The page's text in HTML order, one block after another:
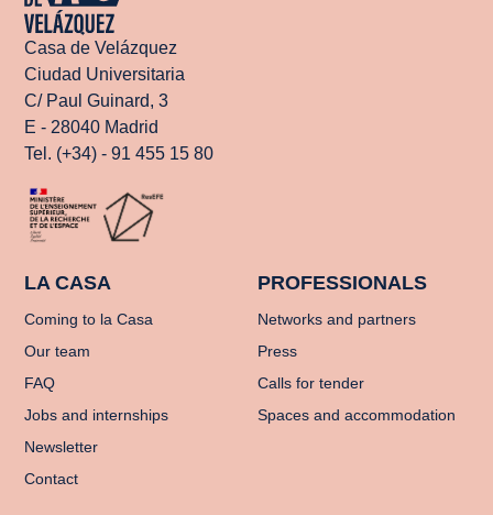
Casa de Velázquez
Ciudad Universitaria
C/ Paul Guinard, 3
E - 28040 Madrid
Tel. (+34) - 91 455 15 80
LA CASA
Coming to la Casa
Our team
FAQ
Jobs and internships
Newsletter
Contact
PROFESSIONALS
Networks and partners
Press
Calls for tender
Spaces and accommodation